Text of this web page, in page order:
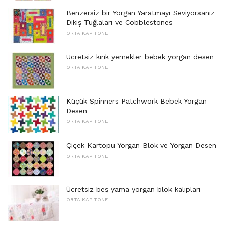
Benzersiz bir Yorgan Yaratmayı Seviyorsanız
Dikiş Tuğlaları ve Cobblestones
ORTA KAPITONE
Ücretsiz kırık yemekler bebek yorgan desen
ORTA KAPITONE
Küçük Spinners Patchwork Bebek Yorgan
Desen
ORTA KAPITONE
Çiçek Kartopu Yorgan Blok ve Yorgan Desen
ORTA KAPITONE
Ücretsiz beş yama yorgan blok kalıpları
ORTA KAPITONE